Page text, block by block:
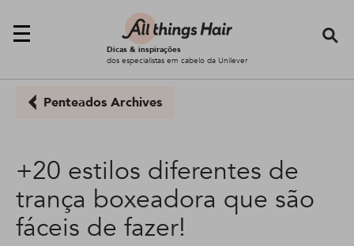
Dicas & inspirações
dos especialistas em cabelo da Unilever
Penteados Archives
+20 estilos diferentes de
trança boxeadora que são
fáceis de fazer!